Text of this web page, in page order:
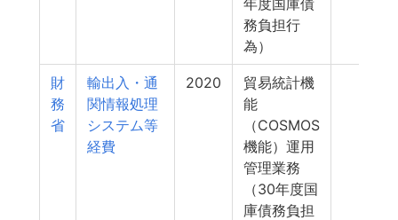
年度国庫債
務負担行
為）
財
務
省
輸出入・通
関情報処理
システム等
経費
2020
貿易統計機
能
（COSMOS
機能）運用
管理業務
（30年度国
庫債務負担